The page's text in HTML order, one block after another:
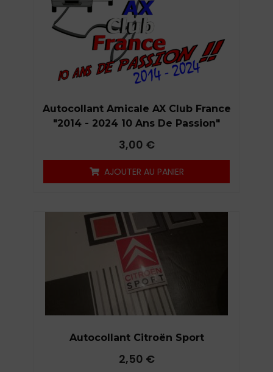
Autocollant Amicale AX Club France
"2014 - 2024 10 Ans De Passion"
3,00 €
AJOUTER AU PANIER
Autocollant Citroën Sport
2,50 €